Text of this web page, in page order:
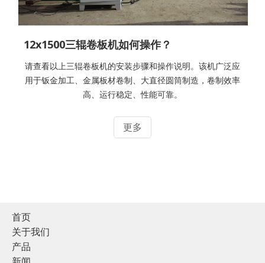
12x1500三辊卷板机如何操作？
请查看以上三辊卷板机的安装步骤和操作说明。该机广泛应
用于钣金加工、金属板材卷制、大直径圆筒制造，卷制效率
高、运行稳定、性能可靠。
更多
首页
关于我们
产品